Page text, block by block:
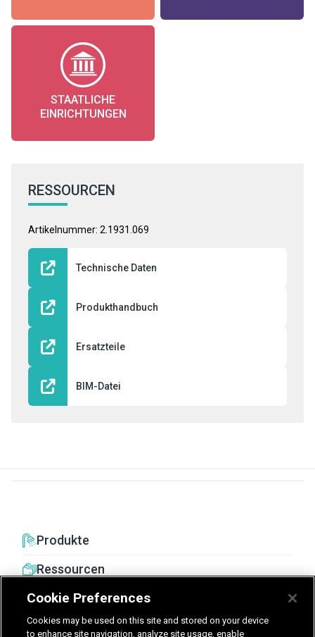
STAATLICHE
EINRICHTUNGEN
RESSOURCEN
Artikelnummer: 2.1931.069
Technische Daten
Produkthandbuch
Ersatzteile
BIM-Datei
Produkte
Ressourcen
Cookie Preferences
Cookies may be used on this site and stored on your device
to enhance site navigation, analyze site usage, enable